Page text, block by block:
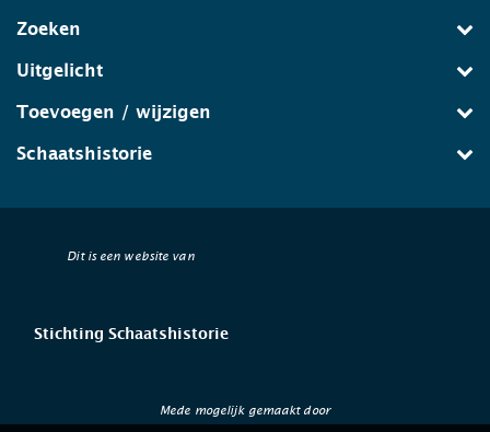
Zoeken
Uitgelicht
Toevoegen / wijzigen
Schaatshistorie
Dit is een website van
Stichting Schaatshistorie
Mede mogelijk gemaakt door